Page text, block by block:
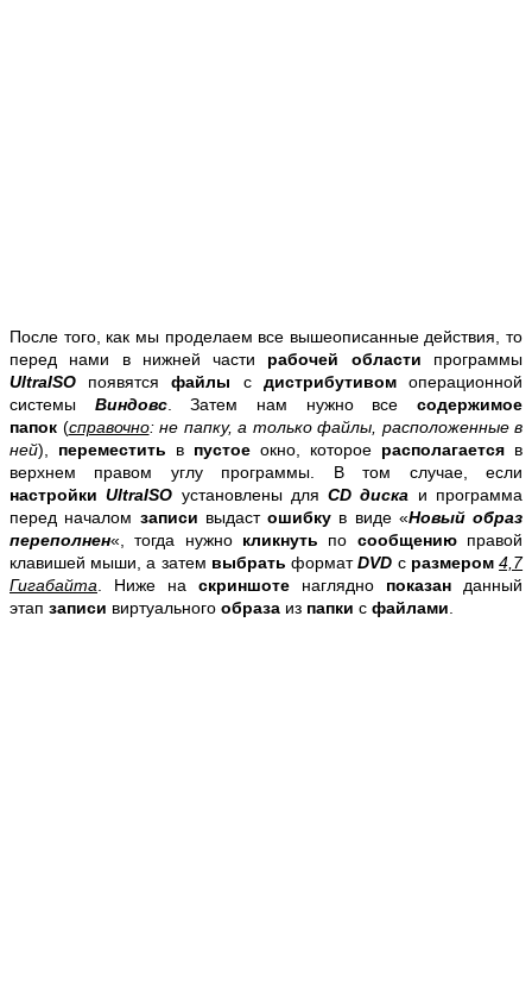
После того, как мы проделаем все вышеописанные действия, то
перед нами в нижней части рабочей области программы
UltraISO появятсяфайлы с дистрибутивомоперационной
системы Виндовс. Затем нам нужно всесодержимое
папок (справочно: не папку, а только файлы, расположенные в
ней), переместить в пустое окно, которое располагается в
верхнем правом углу программы. В том случае, если
настройкиUltraISO установлены дляCD диска и программа
перед началом записи выдаст ошибку в виде «Новый образ
переполнен«, тогда нужно кликнуть по сообщению правой
клавишей мыши, а затем выбратьформатDVD с размером4,7
Гигабайта . Ниже на скриншоте наглядно показан данный
этап записи виртуального образа из папки с файлами